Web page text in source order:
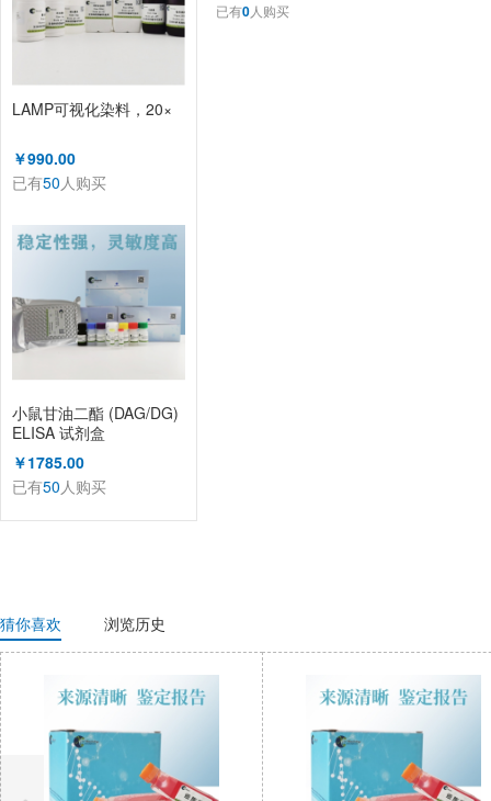
LAMP可视化染料，20×
￥990.00
已有50人购买
小鼠甘油二酯 (DAG/DG)
ELISA 试剂盒
￥1785.00
已有50人购买
已有0人购买
猜你喜欢 浏览历史